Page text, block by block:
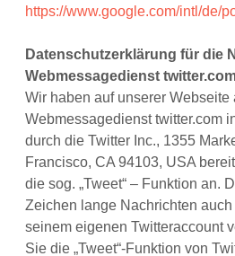
https://www.google.com/intl/de/
Datenschutzerklärung für die
Webmessagedienst
Wir haben auf unserer Webseite
Webmessagedienst twitter.com
durch die Twitter Inc., 1355
Francisco, CA 94103, USA
die sog. „Tweet“ – Funktion an.
Zeichen lange Nachrichten
seinem eigenen Twitteraccount
Sie die „Tweet“-Funktion von